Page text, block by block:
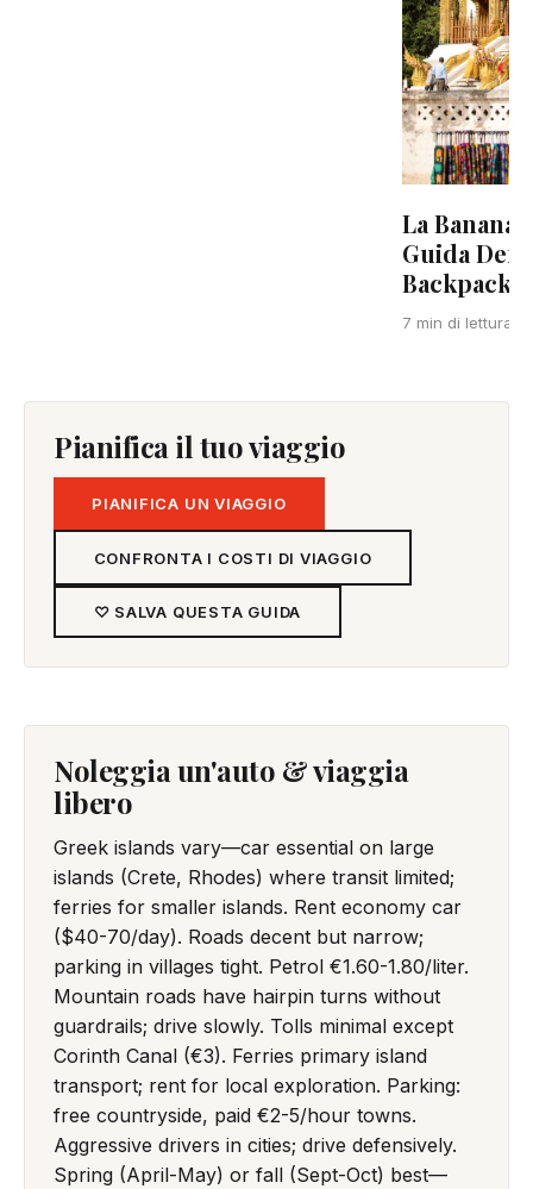
La Banana
Guida
7 min di lettura
Pianifica il tuo viaggio
PIANIFICA UN VIAGGIO
CONFRONTA I COSTI DI VIAGGIO
♡ SALVA QUESTA GUIDA
Noleggia un'auto & viaggia
libero
Greek islands vary—car essential on large
islands (Crete, Rhodes) where transit limited;
ferries for smaller islands. Rent economy car
($40-70/day). Roads decent but narrow;
parking in villages tight. Petrol €1.60-1.80/liter.
Mountain roads have hairpin turns without
guardrails; drive slowly. Tolls minimal except
Corinth Canal (€3). Ferries primary island
transport; rent for local exploration. Parking:
free countryside, paid €2-5/hour towns.
Aggressive drivers in cities; drive defensively.
Spring (April-May) or fall (Sept-Oct) best—